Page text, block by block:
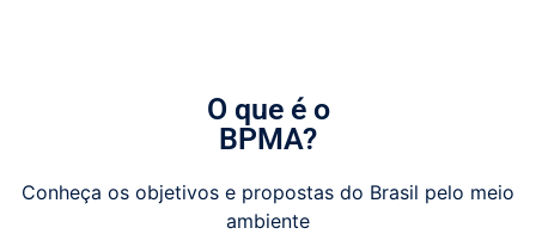
O que é o
BPMA?
Conheça os objetivos e propostas do Brasil pelo meio
ambiente